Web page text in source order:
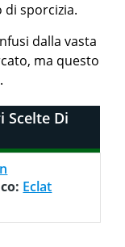
sporcizia.
dalla vasta
ma questo
Scelte Di
Eclat